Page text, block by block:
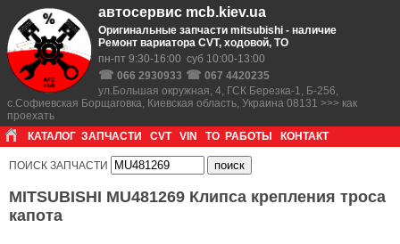
автосервис mcb.kiev.ua
Оригинальные запчасти mitsubishi - наличие
Ремонт вариатора CVT, ходовой, ТО
пн-пт 9:30-16:00 суб 10:00-13:00
☎ 066 2930933 ☎ 067 4420235
ул.Большая окружная, 4, ГСК Березка-1, Б-256,
с.Софиевская Борщаговка, Киевская область, Украина 08131 >>> как
проехать
КАТАЛОГ ЗАПЧАСТИ CVT VIN ТО РАБОТЫ КОНТАКТ
ПОИСК ЗАПЧАСТИ
MITSUBISHI MU481269 Клипса крепления троса
капота